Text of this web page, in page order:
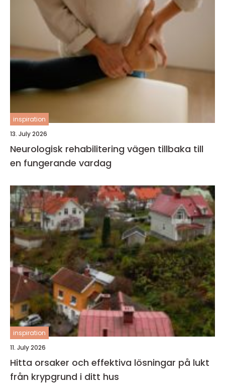
inspiration
13. July 2026
Neurologisk rehabilitering vägen tillbaka till
en fungerande vardag
inspiration
11. July 2026
Hitta orsaker och effektiva lösningar på lukt
från krypgrund i ditt hus